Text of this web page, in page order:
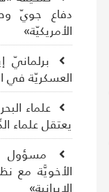
دفاع جويّ
الأمريكيّة»
برلمانيّ
العسكريّة في
علماء
يعتقل علماء
مسؤول
الأخويَّة مع
الإيرانية»